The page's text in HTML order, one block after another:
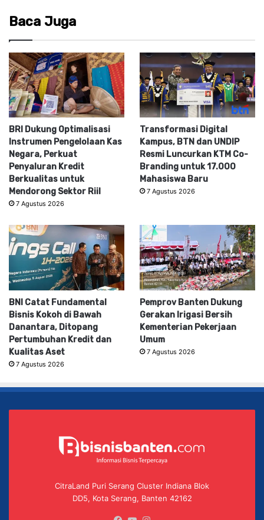
Baca Juga
BRI Dukung Optimalisasi
Instrumen Pengelolaan Kas
Negara, Perkuat
Penyaluran Kredit
Berkualitas untuk
Mendorong Sektor Riil
7 Agustus 2026
Transformasi Digital
Kampus, BTN dan UNDIP
Resmi Luncurkan KTM Co-
Branding untuk 17.000
Mahasiswa Baru
7 Agustus 2026
BNI Catat Fundamental
Bisnis Kokoh di Bawah
Danantara, Ditopang
Pertumbuhan Kredit dan
Kualitas Aset
7 Agustus 2026
Pemprov Banten Dukung
Gerakan Irigasi Bersih
Kementerian Pekerjaan
Umum
7 Agustus 2026
CitraLand Puri Serang Cluster Indiana Blok
DD5, Kota Serang, Banten 42162